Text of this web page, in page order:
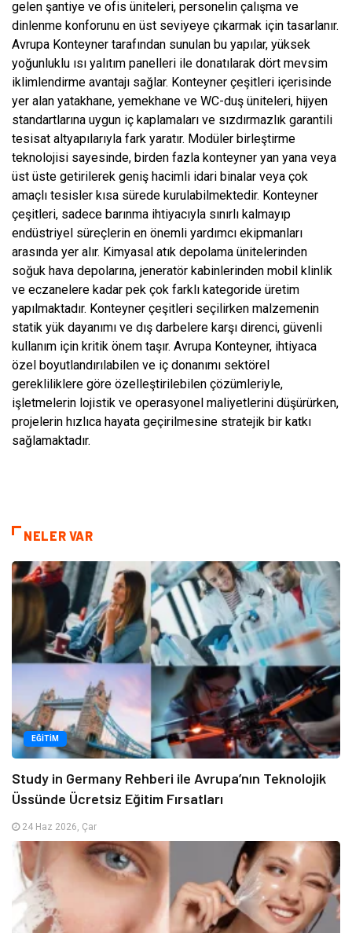
gelen şantiye ve ofis üniteleri, personelin çalışma ve
dinlenme konforunu en üst seviyeye çıkarmak için tasarlanır.
Avrupa Konteyner tarafından sunulan bu yapılar, yüksek
yoğunluklu ısı yalıtım panelleri ile donatılarak dört mevsim
iklimlendirme avantajı sağlar. Konteyner çeşitleri içerisinde
yer alan yatakhane, yemekhane ve WC-duş üniteleri, hijyen
standartlarına uygun iç kaplamaları ve sızdırmazlık garantili
tesisat altyapılarıyla fark yaratır. Modüler birleştirme
teknolojisi sayesinde, birden fazla konteyner yan yana veya
üst üste getirilerek geniş hacimli idari binalar veya çok
amaçlı tesisler kısa sürede kurulabilmektedir. Konteyner
çeşitleri, sadece barınma ihtiyacıyla sınırlı kalmayıp
endüstriyel süreçlerin en önemli yardımcı ekipmanları
arasında yer alır. Kimyasal atık depolama ünitelerinden
soğuk hava depolarına, jeneratör kabinlerinden mobil klinlik
ve eczanelere kadar pek çok farklı kategoride üretim
yapılmaktadır. Konteyner çeşitleri seçilirken malzemenin
statik yük dayanımı ve dış darbelere karşı direnci, güvenli
kullanım için kritik önem taşır. Avrupa Konteyner, ihtiyaca
özel boyutlandırılabilen ve iç donanımı sektörel
gerekliliklere göre özelleştirilebilen çözümleriyle,
işletmelerin lojistik ve operasyonel maliyetlerini düşürürken,
projelerin hızlıca hayata geçirilmesine stratejik bir katkı
sağlamaktadır.
NELER VAR
EĞITIM
Study in Germany Rehberi ile Avrupa’nın Teknolojik
Üssünde Ücretsiz Eğitim Fırsatları
24 Haz 2026, Çar